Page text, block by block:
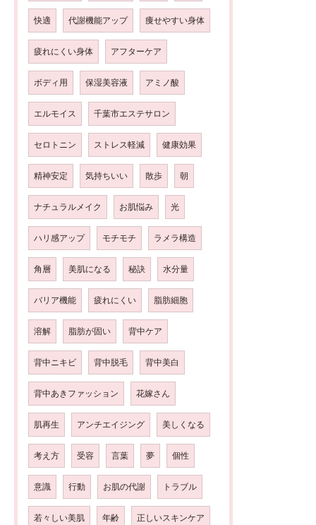
快適 代謝機能アップ 痩せやすい身体
疲れにくい身体 アフターケア
ボディ用 保湿美容液 アミノ酸
エルモイス 千葉市エステサロン
セロトニン ストレス軽減 健康効果
精神安定 気持ちいい 散歩 朝
ナチュラルメイク お肌悩み 光
ハリ感アップ モチモチ ラメラ構造
角層 美肌になる 秘訣 水分量
バリア機能 疲れにくい 脂肪細胞
溶解 脂肪が固い 背中ケア
背中ニキビ 背中脱毛 背中美白
背中あきファッション 花嫁さん
肌再生 アンチエイジング 美しくなる
考え方 受容 言葉 夢 個性
意識 行動 お肌の代謝 トラブル
若々しい美肌 年齢 正しいスキンケア